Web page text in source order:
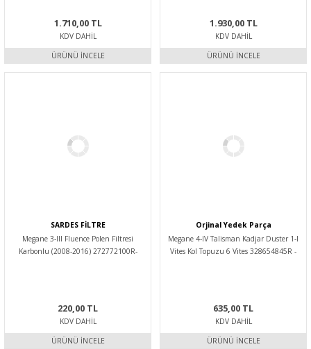
1.710,00 TL
KDV DAHIL
ÜRÜNÜ İNCELE
1.930,00 TL
KDV DAHIL
ÜRÜNÜ İNCELE
SARDES FİLTRE
Megane 3-III Fluence Polen Filtresi
Karbonlu (2008-2016) 272772100R-
220,00 TL
KDV DAHIL
ÜRÜNÜ İNCELE
Orjinal Yedek Parça
Megane 4-IV Talisman Kadjar Duster 1-I
Vites Kol Topuzu 6 Vites 328654845R -
635,00 TL
KDV DAHIL
ÜRÜNÜ İNCELE